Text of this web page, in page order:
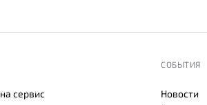
сервис
СОБЫТИЯ
Новости